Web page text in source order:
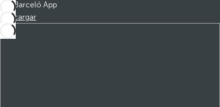
Barceló App
Descargar